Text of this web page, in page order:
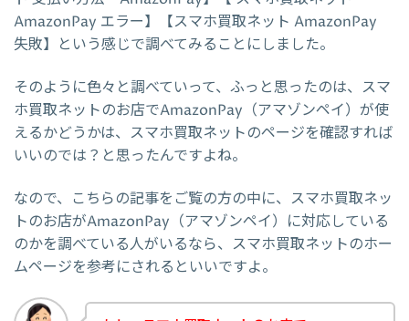
AmazonPay エラー】【スマホ買取ネット AmazonPay
失敗】という感じで調べてみることにしました。
そのように色々と調べていって、ふっと思ったのは、スマ
ホ買取ネットのお店でAmazonPay（アマゾンペイ）が使
えるかどうかは、スマホ買取ネットのページを確認すれば
いいのでは？と思ったんですよね。
なので、こちらの記事をご覧の方の中に、スマホ買取ネッ
トのお店がAmazonPay（アマゾンペイ）に対応している
のかを調べている人がいるなら、スマホ買取ネットのホー
ムページを参考にされるといいですよ。